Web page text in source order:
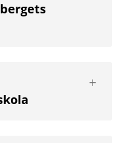
nästa